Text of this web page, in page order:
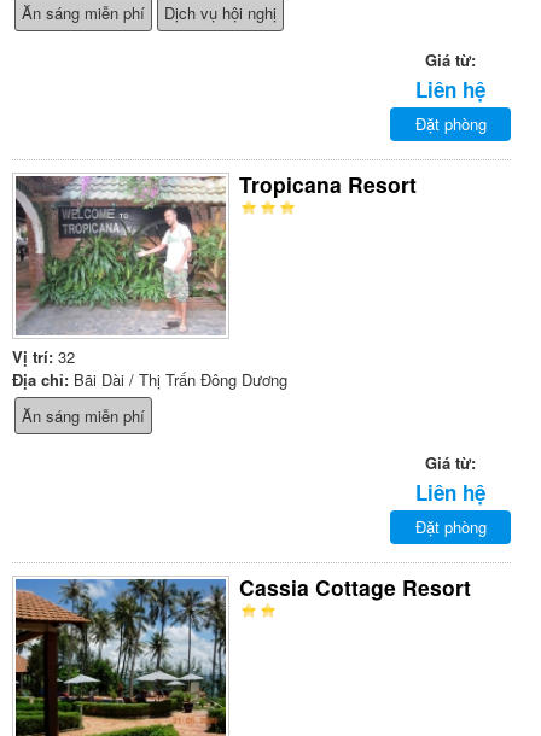
Ăn sáng miễn phí
Dịch vụ hội nghị
Giá từ:
Liên hệ
Đặt phòng
Tropicana Resort
Vị trí: 32
Địa chỉ: Bãi Dài / Thị Trấn Đông Dương
Ăn sáng miễn phí
Giá từ:
Liên hệ
Đặt phòng
Cassia Cottage Resort